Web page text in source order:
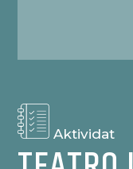
Aktividat